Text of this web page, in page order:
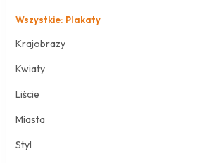
Wszystkie: Plakaty
Krajobrazy
Kwiaty
Liście
Miasta
Styl